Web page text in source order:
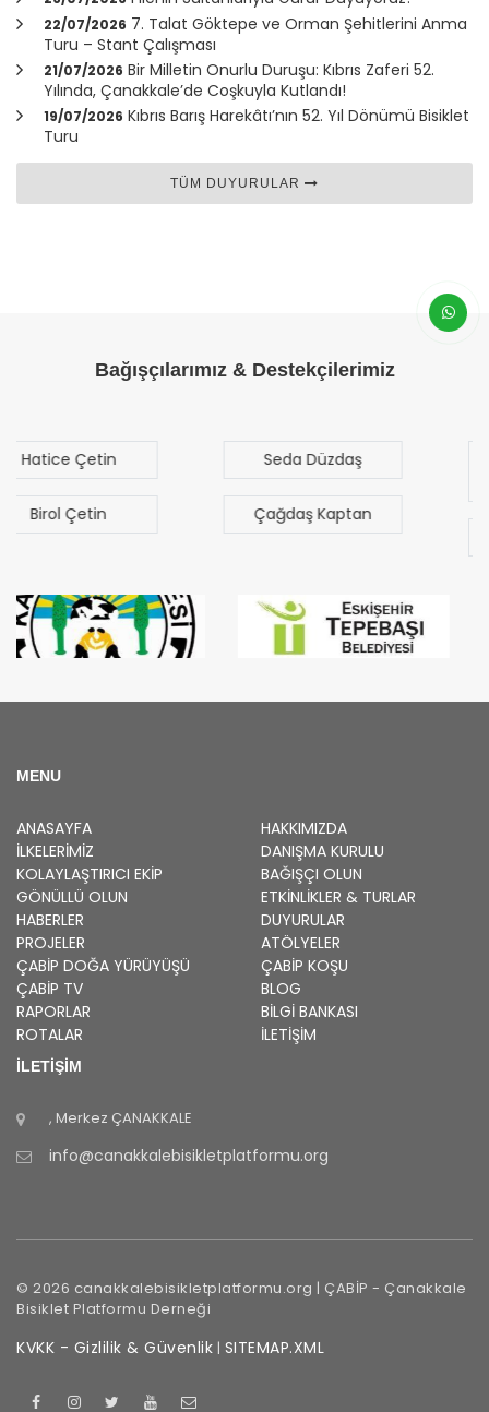
22/07/2026 7. Talat Göktepe ve Orman Şehitlerini Anma
Turu – Stant Çalışması
21/07/2026 Bir Milletin Onurlu Duruşu: Kıbrıs Zaferi 52.
Yılında, Çanakkale’de Coşkuyla Kutlandı!
19/07/2026 Kıbrıs Barış Harekâtı’nın 52. Yıl Dönümü Bisiklet
Turu
TÜM DUYURULAR
Bağışçılarımız & Destekçilerimiz
Seda Düzdaş
Çağdaş Kaptan
Mehmet Mert
Sezgen
Bilal Türk
MENU
ANASAYFA
HAKKIMIZDA
İLKELERIMIZ
DANIŞMA KURULU
KOLAYLAŞTIRICI EKIP
BAĞIŞÇI OLUN
GÖNÜLLÜ OLUN
ETKINLIKLER & TURLAR
HABERLER
DUYURULAR
PROJELER
ATÖLYELER
ÇABİP DOĞA YÜRÜYÜŞÜ ÇABİP KOŞU
ÇABİP TV
BLOG
RAPORLAR
BILGI BANKASI
ROTALAR
İLETİŞİM
İLETİŞİM
, Merkez ÇANAKKALE
info@canakkalebisikletplatformu.org
© 2026 canakkalebisikletplatformu.org | ÇABİP - Çanakkale
Bisiklet Platformu Derneği
KVKK - Gizlilik & Güvenlik | SITEMAP.XML